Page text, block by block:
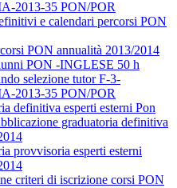
2013-35 PON/POR
e calendari percorsi PON
PON annualità 2013/2014
PON -INGLESE 50 h
selezione tutor F-3-
2013-35 PON/POR
definitiva esperti esterni Pon
graduatoria definitiva
provvisoria esperti esterni
criteri di iscrizione corsi PON